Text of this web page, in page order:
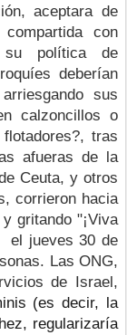
aceptara de
con
su política de
deberían
sus
calzoncillos o
tras
afueras de la
Ceuta, y otros
corrieron hacia
gritando "¡Viva
el jueves 30 de
Las ONG,
de Israel,
(es decir, la
regularizaría